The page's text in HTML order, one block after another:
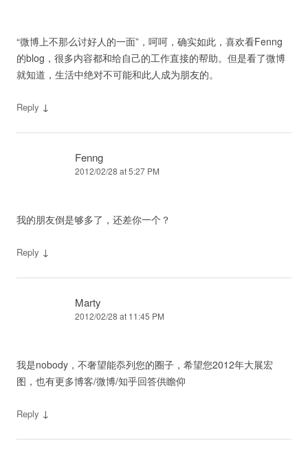
“微博上不那么讨好人的一面”，呵呵，确实如此，喜欢看Fenng
的blog，很多内容都和给自己的工作直接的帮助。但是看了微博
就知道，生活中绝对不可能和此人成为朋友的。
Reply ↓
Fenng
2012/02/28 at 5:27 PM
我的朋友倒是够多了，还差你一个？
Reply ↓
Marty
2012/02/28 at 11:45 PM
我是nobody，不奢望能忝列您的圈子，希望您2012年大展宏
图，也有更多博客/微博/知乎回答供瞻仰
Reply ↓